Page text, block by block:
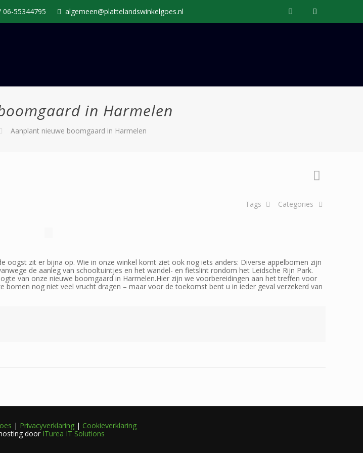
06-55344795 algemeen@plattelandswinkelgoes.nl
in Harmelen
Aanplant nieuwe boomgaard in Harmelen
Categories
Tags
oogst zit er bijna op. Wie in onze winkel komt ziet ook nog iets anders: Diverse appelbomen zijn
de aanleg van schooltuintjes en het wandel- en fietslint rondom het Leidsche Rijn Park.
van onze nieuwe boomgaard in Harmelen.Hier zijn we voorbereidingen aan het treffen voor
nog niet veel vrucht dragen – maar voor de toekomst bent u in ieder geval verzekerd van
| Privacyverklaring | Cookieverklaring
door ITurea IT Solutions